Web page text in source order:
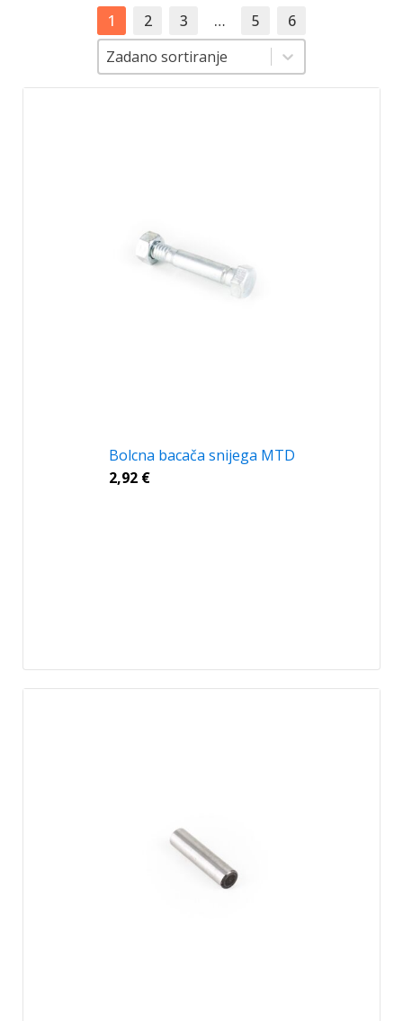
1 2 3 … 5
6
Sortiranje
Zadano sortiranje
Sortiranje
Bolcna bacača snijega MTD
2,92 €